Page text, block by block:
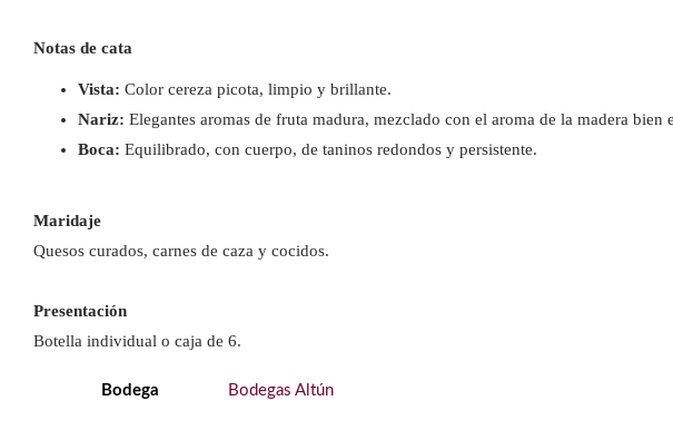
Notas de cata
Vista: Color cereza picota, limpio y brillante.
Nariz: Elegantes aromas de fruta madura, mezclado con el aroma de la madera bien
Boca: Equilibrado, con cuerpo, de taninos redondos y persistente.
Maridaje
Quesos curados, carnes de caza y cocidos.
Presentación
Botella individual o caja de 6.
Bodega Bodegas Altún